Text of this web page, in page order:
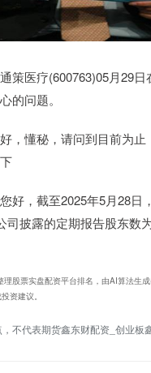
策医疗(600763)05月29
的问题。
，懂秘，请问到目前为
好，截至‌2025年5月28日
司披露的定期报告股东数
理股票实盘配资平台排名，由AI算法生
资建议。
不代表期货鑫东财配资_创业板